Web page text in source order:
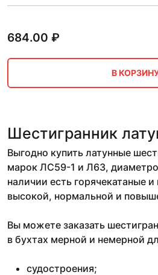
684.00 ₽
В
Шестигранник
Выгодно купить латунные
марок ЛС59-1 и Л63,
наличии есть горячекатаные
высокой, нормальной и
Вы можете заказать
в бухтах мерной и немерной
судостроения;